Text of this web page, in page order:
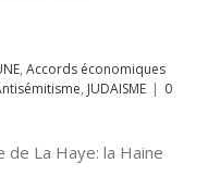
, Accords économiques
, JUDAISME | 0
de La Haye: la Haine